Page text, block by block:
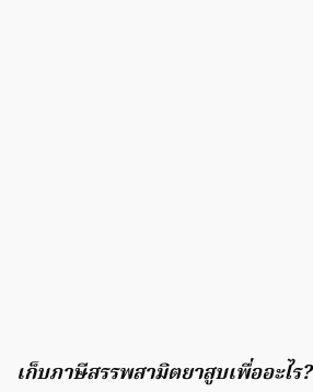
เก็บภาษีสรรพสามิตยาสูบเพื่ออะไร?